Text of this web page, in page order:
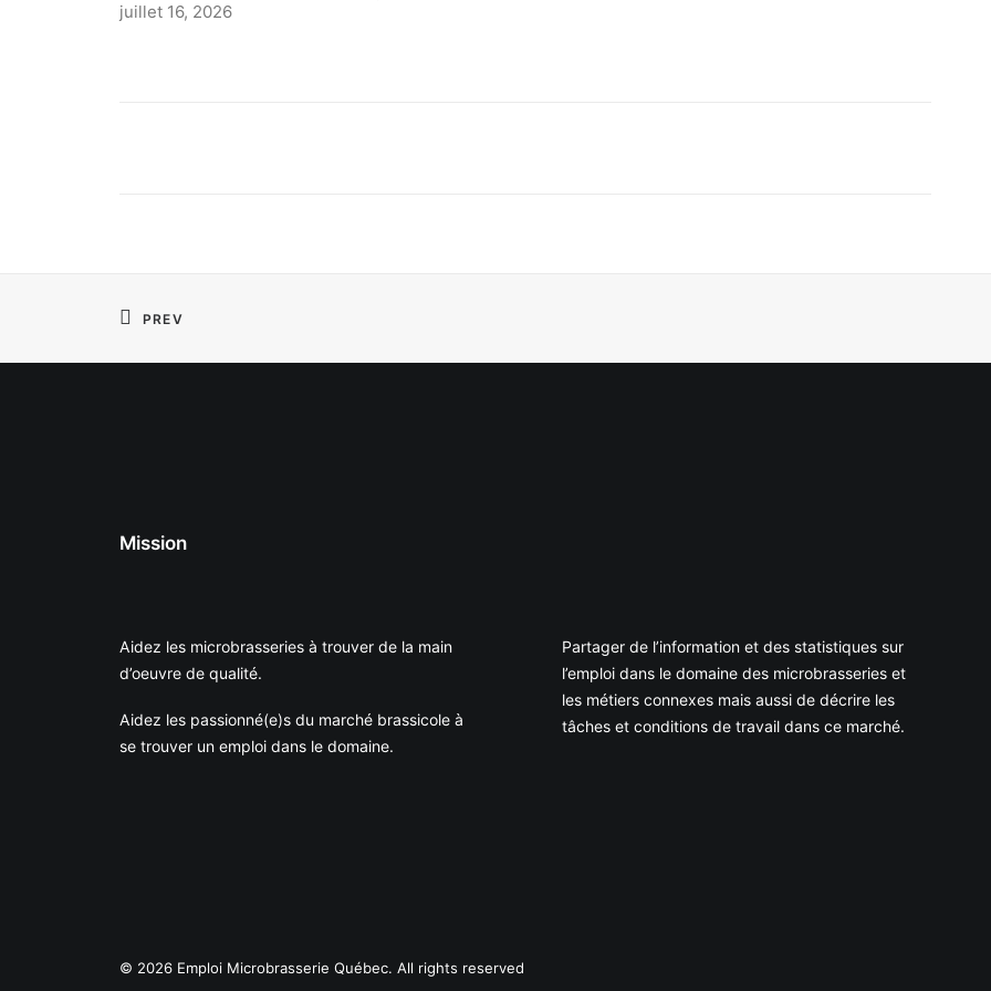
juillet 16, 2026
PREV
Mission
Aidez les microbrasseries à trouver de la main
d’oeuvre de qualité.
Aidez les passionné(e)s du marché brassicole à
se trouver un emploi dans le domaine.
Partager de l’information et des statistiques sur
l’emploi dans le domaine des microbrasseries et
les métiers connexes mais aussi de décrire les
tâches et conditions de travail dans ce marché.
© 2026 Emploi Microbrasserie Québec. All rights reserved